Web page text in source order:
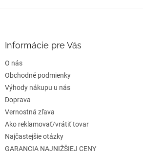
v
e
Informácie pre Vás
O nás
Obchodné podmienky
Výhody nákupu u nás
Doprava
Vernostná zľava
Ako reklamovať/vrátiť tovar
Najčastejšie otázky
GARANCIA NAJNIŽŠIEJ CENY